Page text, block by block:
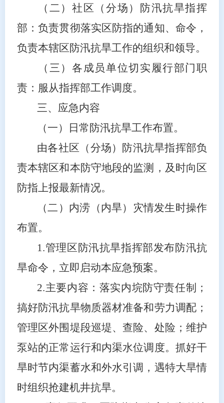
（二）社区（分场）防汛抗旱指挥
部：负责贯彻落实区防指的通知、命令，
负责本辖区防汛抗旱工作的组织和领导。
（三）各成员单位切实履行部门职
责：服从指挥部工作调度。
三、应急内容
（一）日常防汛抗旱工作布置。
由各社区（分场）防汛抗旱指挥部负
责本辖区和本防守地段的监测，及时向区
防指上报最新情况。
（二）内涝（内旱）灾情发生时操作
布置。
1.管理区防汛抗旱指挥部发布防汛抗
旱命令，立即启动本应急预案。
2.主要内容：落实内垸防守责任制；
搞好防汛抗旱物质器材准备和劳力调配；
管理区外围堤段巡堤、查险、处险；维护
泵站的正常运行和内渠水位调度。抓好干
旱时节内渠蓄水和外水引调，遇特大旱情
时组织抢建机井抗旱。